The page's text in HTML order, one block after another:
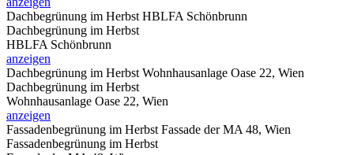
Dachbegrünung im Herbst HBLFA Schönbrunn
Dachbegrünung im Herbst
HBLFA Schönbrunn
anzeigen
Dachbegrünung im Herbst Wohnhausanlage Oase 22, Wien
Dachbegrünung im Herbst
Wohnhausanlage Oase 22, Wien
anzeigen
Fassadenbegrünung im Herbst Fassade der MA 48, Wien
Fassadenbegrünung im Herbst